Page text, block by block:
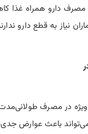
مصرف دارو همراه غذا
نیاز به قطع دارو
در مصرف
می‌تواند باعث عوارض